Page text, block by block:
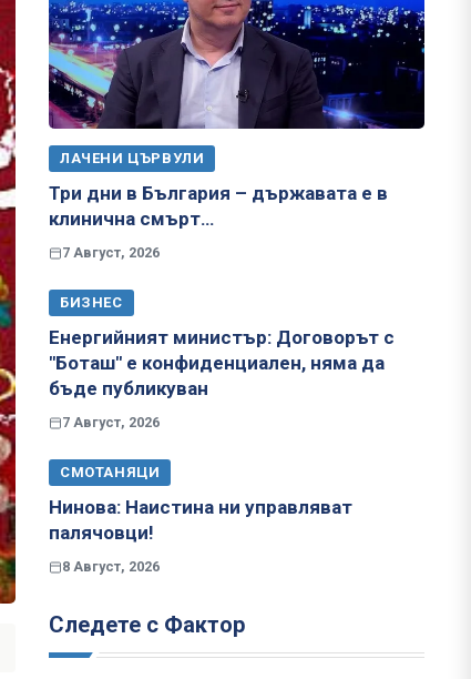
ЛАЧЕНИ ЦЪРВУЛИ
Три дни в България – държавата е в
клинична смърт…
7 Август, 2026
БИЗНЕС
Енергийният министър: Договорът с
"Боташ" е конфиденциален, няма да
бъде публикуван
7 Август, 2026
СМОТАНЯЦИ
Нинова: Наистина ни управляват
палячовци!
8 Август, 2026
Следете с Фактор